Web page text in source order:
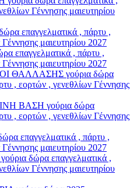
Γέννησης μαιευτηρίου
επαγγελματικά , πάρτυ ,
μαιευτηρίου 2027
επαγγελματικά , πάρτυ ,
μαιευτηρίου 2027
ΘΑΛΛΑΣΗΣ γούρια δώρα
, εορτών , γενεθλίων Γέννησης
ΒΑΣΗ γούρια δώρα
, εορτών , γενεθλίων Γέννησης
επαγγελματικά , πάρτυ ,
μαιευτηρίου 2027
δώρα επαγγελματικά ,
Γέννησης μαιευτηρίου